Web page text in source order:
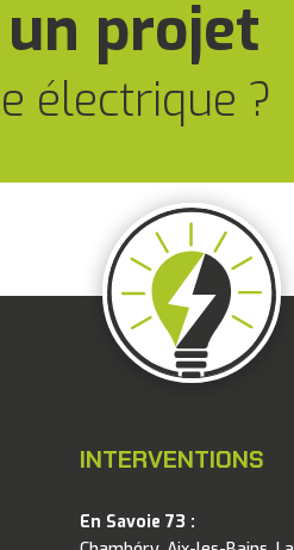
projet
électrique ?
INTERVENTIONS
En Savoie 73 :